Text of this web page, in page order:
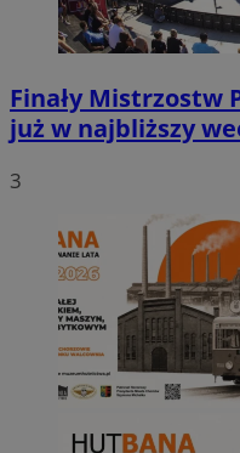
Finały Mistrzostw
już w najbliższy
3